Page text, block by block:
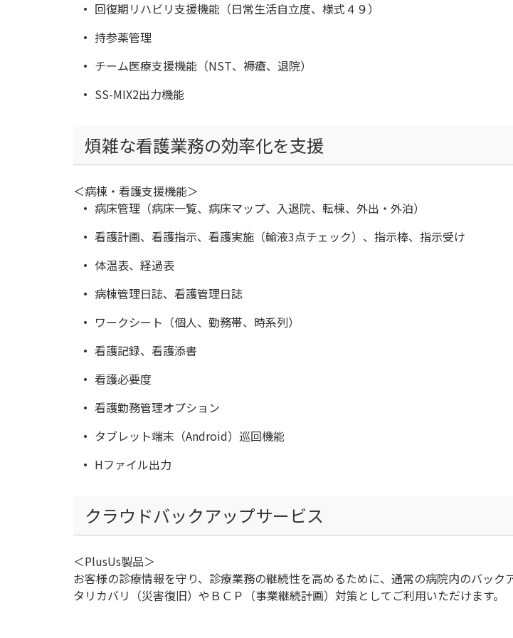
回復期リハビリ支援機能（日常生活自立度、様式４９）
持参薬管理
チーム医療支援機能（NST、褥瘡、退院）
SS-MIX2出力機能
煩雑な看護業務の効率化を支援
＜病棟・看護支援機能＞
病床管理（病床一覧、病床マップ、入退院、転棟、外出・外泊）
看護計画、看護指示、看護実施（輸液3点チェック）、指示棒、指示受け
体温表、経過表
病棟管理日誌、看護管理日誌
ワークシート（個人、勤務帯、時系列）
看護記録、看護添書
看護必要度
看護勤務管理オプション
タブレット端末（Android）巡回機能
Hファイル出力
クラウドバックアップサービス
＜PlusUs製品＞
お客様の診療情報を守り、診療業務の継続性を高めるために、通常の病院内のバッ
タリカバリ（災害復旧）やＢＣＰ（事業継続計画）対策としてご利用いただけます。